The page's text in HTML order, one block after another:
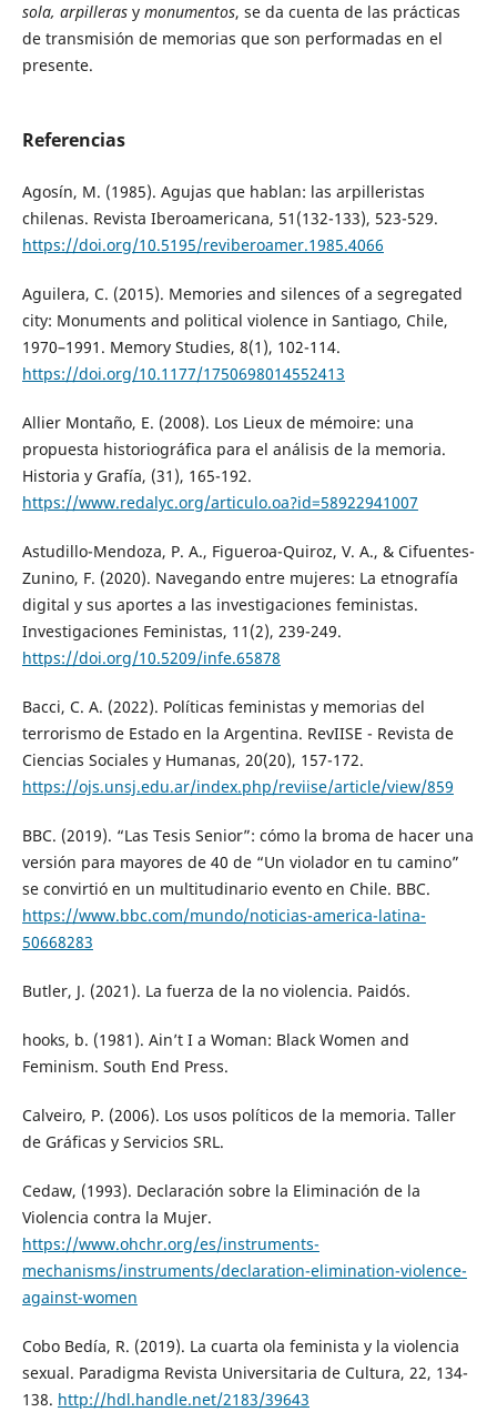
sola, arpillerasy monumentos, se da cuenta de las prácticas
de transmisión de memorias que son performadas en el
presente.
Referencias
Agosín, M. (1985). Agujas que hablan: las arpilleristas
chilenas. Revista Iberoamericana, 51(132-133), 523-529.
https://doi.org/10.5195/reviberoamer.1985.4066
Aguilera, C. (2015). Memories and silences of a segregated
city: Monuments and political violence in Santiago, Chile,
1970–1991. Memory Studies, 8(1), 102-114.
https://doi.org/10.1177/1750698014552413
Allier Montaño, E. (2008). Los Lieux de mémoire: una
propuesta historiográfica para el análisis de la memoria.
Historia y Grafía, (31), 165-192.
https://www.redalyc.org/articulo.oa?id=58922941007
Astudillo-Mendoza, P. A., Figueroa-Quiroz, V. A., & Cifuentes-
Zunino, F. (2020). Navegando entre mujeres: La etnografía
digital y sus aportes a las investigaciones feministas.
Investigaciones Feministas, 11(2), 239-249.
https://doi.org/10.5209/infe.65878
Bacci, C. A. (2022). Políticas feministas y memorias del
terrorismo de Estado en la Argentina. RevIISE - Revista de
Ciencias Sociales y Humanas, 20(20), 157-172.
https://ojs.unsj.edu.ar/index.php/reviise/article/view/859
BBC. (2019). “Las Tesis Senior”: cómo la broma de hacer una
versión para mayores de 40 de “Un violador en tu camino”
se convirtió en un multitudinario evento en Chile. BBC.
https://www.bbc.com/mundo/noticias-america-latina-
50668283
Butler, J. (2021). La fuerza de la no violencia. Paidós.
hooks, b. (1981). Ain’t I a Woman: Black Women and
Feminism. South End Press.
Calveiro, P. (2006). Los usos políticos de la memoria. Taller
de Gráficas y Servicios SRL.
Cedaw, (1993). Declaración sobre la Eliminación de la
Violencia contra la Mujer.
https://www.ohchr.org/es/instruments-
mechanisms/instruments/declaration-elimination-violence-
against-women
Cobo Bedía, R. (2019). La cuarta ola feminista y la violencia
sexual. Paradigma Revista Universitaria de Cultura, 22, 134-
138. http://hdl.handle.net/2183/39643